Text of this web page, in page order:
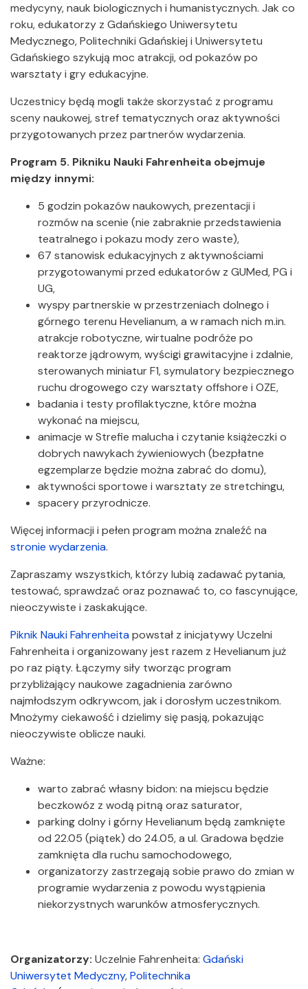
medycyny, nauk biologicznych i humanistycznych. Jak co
roku, edukatorzy z Gdańskiego Uniwersytetu
Medycznego, Politechniki Gdańskiej i Uniwersytetu
Gdańskiego szykują moc atrakcji, od pokazów po
warsztaty i gry edukacyjne.
Uczestnicy będą mogli także skorzystać z programu
sceny naukowej, stref tematycznych oraz aktywności
przygotowanych przez partnerów wydarzenia.
Program 5. Pikniku Nauki Fahrenheita obejmuje
między innymi:
5 godzin pokazów naukowych, prezentacji i
rozmów na scenie (nie zabraknie przedstawienia
teatralnego i pokazu mody zero waste),
67 stanowisk edukacyjnych z aktywnościami
przygotowanymi przed edukatorów z GUMed, PG i
UG,
wyspy partnerskie w przestrzeniach dolnego i
górnego terenu Hevelianum, a w ramach nich m.in.
atrakcje robotyczne, wirtualne podróże po
reaktorze jądrowym, wyścigi grawitacyjne i zdalnie,
sterowanych miniatur F1, symulatory bezpiecznego
ruchu drogowego czy warsztaty offshore i OZE,
badania i testy profilaktyczne, które można
wykonać na miejscu,
animacje w Strefie malucha i czytanie książeczki o
dobrych nawykach żywieniowych (bezpłatne
egzemplarze będzie można zabrać do domu),
aktywności sportowe i warsztaty ze stretchingu,
spacery przyrodnicze.
Więcej informacji i pełen program można znaleźć na
stronie wydarzenia.
Zapraszamy wszystkich, którzy lubią zadawać pytania,
testować, sprawdzać oraz poznawać to, co fascynujące,
nieoczywiste i zaskakujące.
Piknik Nauki Fahrenheitapowstał z inicjatywy Uczelni
Fahrenheita i organizowany jest razem z Hevelianum już
po raz piąty. Łączymy siły tworząc program
przybliżający naukowe zagadnienia zarówno
najmłodszym odkrywcom, jak i dorosłym uczestnikom.
Mnożymy ciekawość i dzielimy się pasją, pokazując
nieoczywiste oblicze nauki.
Ważne:
warto zabrać własny bidon: na miejscu będzie
beczkowóz z wodą pitną oraz saturator,
parking dolny i górny Hevelianum będą zamknięte
od 22.05 (piątek) do 24.05, a ul. Gradowa będzie
zamknięta dla ruchu samochodowego,
organizatorzy zastrzegają sobie prawo do zmian w
programie wydarzenia z powodu wystąpienia
niekorzystnych warunków atmosferycznych.
Organizatorzy: Uczelnie Fahrenheita: Gdański
Uniwersytet Medyczny,Politechnika